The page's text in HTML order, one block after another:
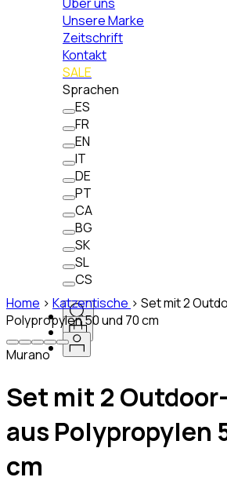
Unsere Marke
Zeitschrift
Kontakt
SALE
Sprachen
ES
FR
EN
IT
DE
PT
CA
BG
SK
SL
CS
Home > Katzentische > Set mit 2
Polypropylen 50 und 70 cm
Murano
Set mit 2
aus Polypropylen
cm